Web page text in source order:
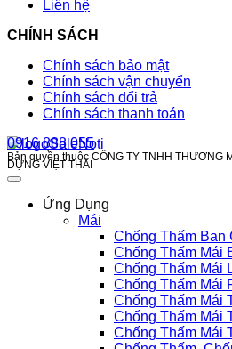
Liên hệ
CHÍNH SÁCH
Chính sách bảo mật
Chính sách vận chuyển
Chính sách đổi trả
Chính sách thanh toán
0916 888 055
Bản quyền thuộc CÔNG TY TNHH THƯƠNG
DỰNG VIỆT THÁI
Ứng Dụng
Mái
Chống Thấm Ban
Chống Thấm Mái
Chống Thấm Mái
Chống Thấm Mái
Chống Thấm Mái
Chống Thấm Mái
Chống Thấm Mái